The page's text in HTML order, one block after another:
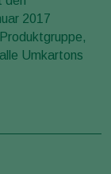
2017
Umkartons